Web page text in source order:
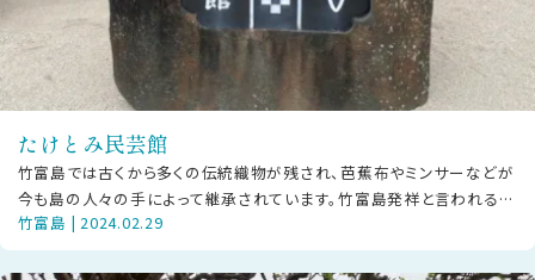
たけとみ民芸館
竹富島では古くから多くの伝統織物が残され、芭蕉布やミンサーなどが
今も島の人々の手によって継承されています。竹富島発祥と言われるミ
ンサーを代表するのが、平織の細帯
竹富島 | 2024.02.29